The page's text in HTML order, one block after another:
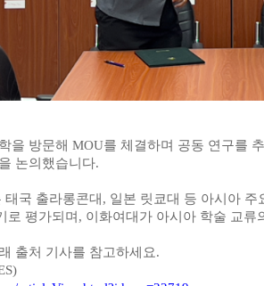
을 방문해 MOU를 체결하며 공동 연구를
논의했습니다.
태국 출라롱콘대 , 일본 릿쿄대 등 아시아
로 평가되며 , 이화여대가 아시아 학술 교류
출처 기사를 참고하세요.